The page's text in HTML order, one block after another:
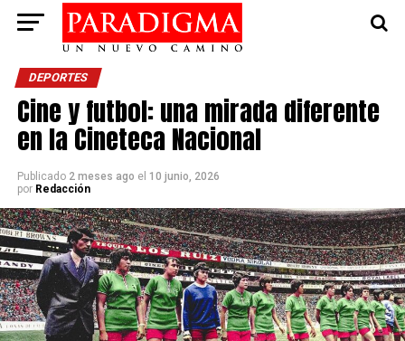
DEPORTES
Cine y futbol: una mirada diferente
en la Cineteca Nacional
Publicado 2 meses ago el 10 junio, 2026
por Redacción